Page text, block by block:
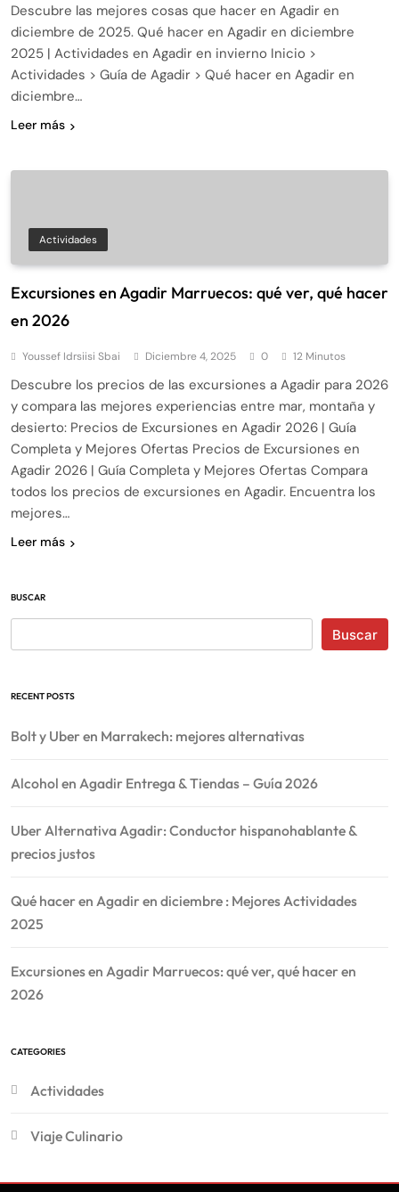
Descubre las mejores cosas que hacer en Agadir en
diciembre de 2025. Qué hacer en Agadir en diciembre
2025 | Actividades en Agadir en invierno Inicio >
Actividades > Guía de Agadir > Qué hacer en Agadir en
diciembre…
Leer más
Actividades
Excursiones en Agadir Marruecos: qué ver, qué hacer
en 2026
Youssef Idrsiisi Sbai Diciembre 4, 2025 0 12 Minutos
Descubre los precios de las excursiones a Agadir para 2026
y compara las mejores experiencias entre mar, montaña y
desierto: Precios de Excursiones en Agadir 2026 | Guía
Completa y Mejores Ofertas Precios de Excursiones en
Agadir 2026 | Guía Completa y Mejores Ofertas Compara
todos los precios de excursiones en Agadir. Encuentra los
mejores…
Leer más
BUSCAR
Buscar
RECENT POSTS
Bolt y Uber en Marrakech: mejores alternativas
Alcohol en Agadir Entrega & Tiendas – Guía 2026
Uber Alternativa Agadir: Conductor hispanohablante &
precios justos
Qué hacer en Agadir en diciembre : Mejores Actividades
2025
Excursiones en Agadir Marruecos: qué ver, qué hacer en
2026
CATEGORIES
Actividades
Viaje Culinario